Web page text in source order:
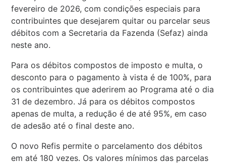
fevereiro de 2026, com condições especiais para
contribuintes que desejarem quitar ou parcelar seus
débitos com a Secretaria da Fazenda (Sefaz) ainda
neste ano.
Para os débitos compostos de imposto e multa, o
desconto para o pagamento à vista é de 100%, para
os contribuintes que aderirem ao Programa até o dia
31 de dezembro. Já para os débitos compostos
apenas de multa, a redução é de até 95%, em caso
de adesão até o final deste ano.
O novo Refis permite o parcelamento dos débitos
em até 180 vezes. Os valores mínimos das parcelas